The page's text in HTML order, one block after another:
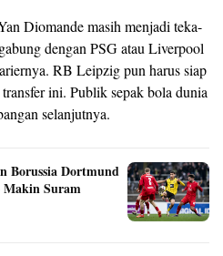
Diomande masih menjadi teka-
dengan PSG atau Liverpool
RB Leipzig pun harus siap
ini. Publik sepak bola dunia
selanjutnya.
Borussia Dortmund
Makin Suram